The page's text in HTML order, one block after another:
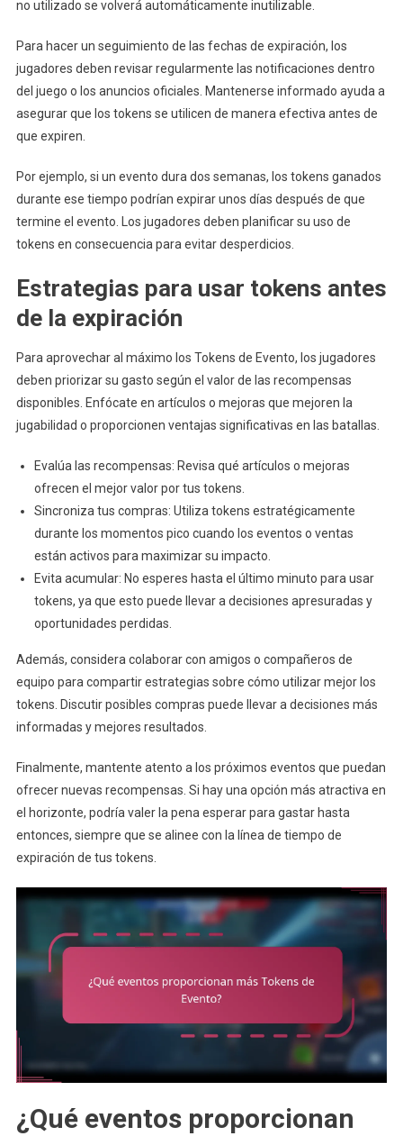
no utilizado se volverá automáticamente inutilizable.
Para hacer un seguimiento de las fechas de expiración, los
jugadores deben revisar regularmente las notificaciones dentro
del juego o los anuncios oficiales. Mantenerse informado ayuda a
asegurar que los tokens se utilicen de manera efectiva antes de
que expiren.
Por ejemplo, si un evento dura dos semanas, los tokens ganados
durante ese tiempo podrían expirar unos días después de que
termine el evento. Los jugadores deben planificar su uso de
tokens en consecuencia para evitar desperdicios.
Estrategias para usar tokens antes
de la expiración
Para aprovechar al máximo los Tokens de Evento, los jugadores
deben priorizar su gasto según el valor de las recompensas
disponibles. Enfócate en artículos o mejoras que mejoren la
jugabilidad o proporcionen ventajas significativas en las batallas.
Evalúa las recompensas: Revisa qué artículos o mejoras
ofrecen el mejor valor por tus tokens.
Sincroniza tus compras: Utiliza tokens estratégicamente
durante los momentos pico cuando los eventos o ventas
están activos para maximizar su impacto.
Evita acumular: No esperes hasta el último minuto para usar
tokens, ya que esto puede llevar a decisiones apresuradas y
oportunidades perdidas.
Además, considera colaborar con amigos o compañeros de
equipo para compartir estrategias sobre cómo utilizar mejor los
tokens. Discutir posibles compras puede llevar a decisiones más
informadas y mejores resultados.
Finalmente, mantente atento a los próximos eventos que puedan
ofrecer nuevas recompensas. Si hay una opción más atractiva en
el horizonte, podría valer la pena esperar para gastar hasta
entonces, siempre que se alinee con la línea de tiempo de
expiración de tus tokens.
¿Qué eventos proporcionan